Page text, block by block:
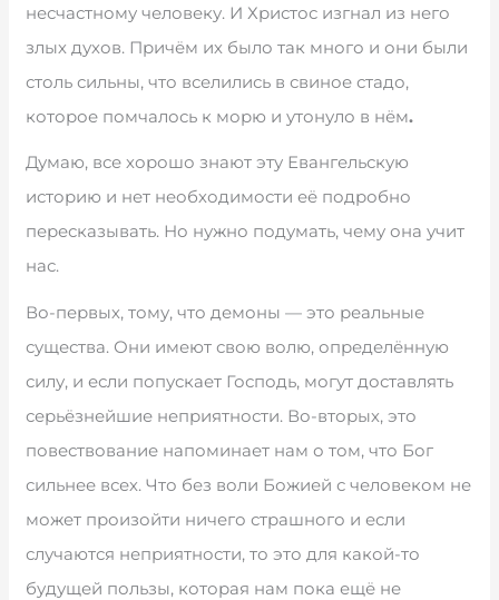
несчастному человеку. И Христос изгнал из него
злых духов. Причём их было так много и они были
столь сильны, что вселились в свиное стадо,
которое помчалось к морю и утонуло в нём.
Думаю, все хорошо знают эту Евангельскую
историю и нет необходимости её подробно
пересказывать. Но нужно подумать, чему она учит
нас.
Во-первых, тому, что демоны — это реальные
существа. Они имеют свою волю, определённую
силу, и если попускает Господь, могут доставлять
серьёзнейшие неприятности. Во-вторых, это
повествование напоминает нам о том, что Бог
сильнее всех. Что без воли Божией с человеком не
может произойти ничего страшного и если
случаются неприятности, то это для какой-то
будущей пользы, которая нам пока ещё не